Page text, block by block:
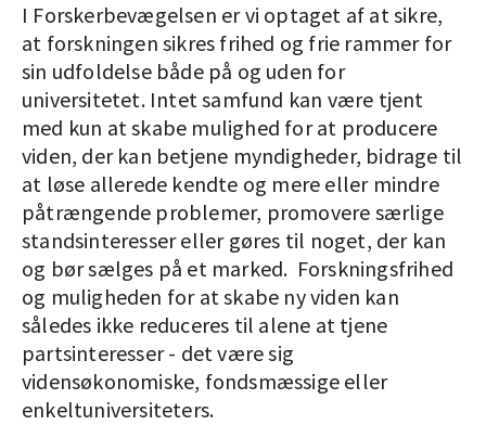
I Forskerbevægelsen er vi optaget af at sikre,
at forskningen sikres frihed og frie rammer for
sin udfoldelse både på og uden for
universitetet. Intet samfund kan være tjent
med kun at skabe mulighed for at producere
viden, der kan betjene myndigheder, bidrage til
at løse allerede kendte og mere eller mindre
påtrængende problemer, promovere særlige
standsinteresser eller gøres til noget, der kan
og bør sælges på et marked. Forskningsfrihed
og muligheden for at skabe ny viden kan
således ikke reduceres til alene at tjene
partsinteresser - det være sig
vidensøkonomiske, fondsmæssige eller
enkeltuniversiteters.